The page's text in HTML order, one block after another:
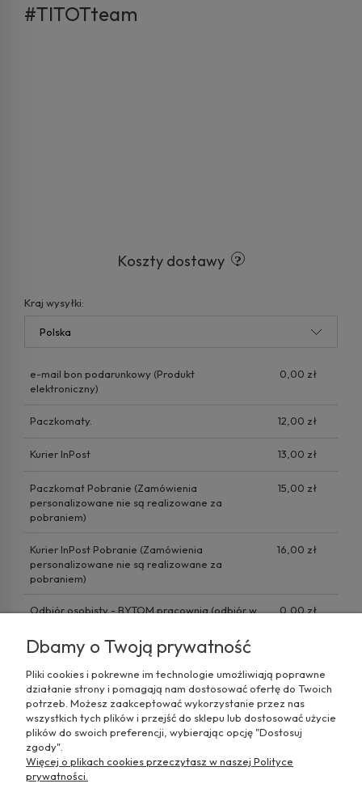
#TITOTteam
Koszty dostawy
Kraj wysyłki:
e-mail bon podarunkowy (Produkt
elektroniczny)
0,00 zł
Paczkomaty. 12,00 zł
Kurier InPost 13,00 zł
Paczkomat Pobranie (Zamówienia
personalizowane nie są realizowane za
pobraniem)
15,00 zł
Kurier InPost Pobranie (Zamówienia
personalizowane nie są realizowane za
pobraniem)
16,00 zł
Odbiór osobisty - BYTOM pracownia(odbiór w
0,00 zł
Dbamy o Twoją prywatność
Pliki cookies i pokrewne im technologie umożliwiają poprawne
działanie strony i pomagają nam dostosować ofertę do Twoich
potrzeb. Możesz zaakceptować wykorzystanie przez nas
wszystkich tych plików i przejść do sklepu lub dostosować użycie
plików do swoich preferencji, wybierając opcję "Dostosuj
zgody".
Więcej o plikach cookies przeczytasz w naszej Polityce
prywatności.